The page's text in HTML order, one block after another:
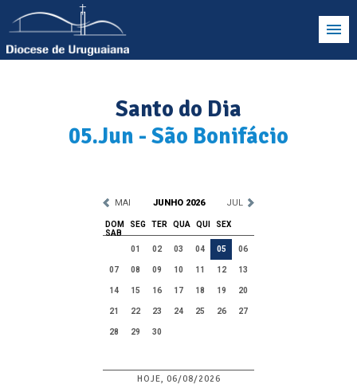
Santo do Dia
05.Jun - São Bonifácio
MAI JUNHO 2026 JUL
DOM SEG TER QUA QUI
SEX
SAB
01
02 03 04 05 06
07 08 09 10 11 12 13
14 15 16 17 18 19 20
21 22 23 24 25 26 27
28 29 30
HOJE, 06/08/2026